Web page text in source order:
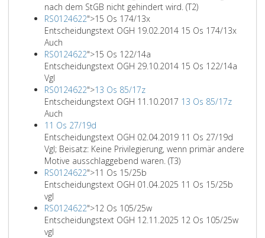
nach dem StGB nicht gehindert wird. (T2)
RS0124622">15 Os 174/13x
Entscheidungstext OGH 19.02.2014 15 Os 174/13x
Auch
RS0124622">15 Os 122/14a
Entscheidungstext OGH 29.10.2014 15 Os 122/14a
Vgl
RS0124622">13 Os 85/17z
Entscheidungstext OGH 11.10.2017 13 Os 85/17z
Auch
11 Os 27/19d
Entscheidungstext OGH 02.04.2019 11 Os 27/19d
Vgl; Beisatz: Keine Privilegierung, wenn primär andere
Motive ausschlaggebend waren. (T3)
RS0124622">11 Os 15/25b
Entscheidungstext OGH 01.04.2025 11 Os 15/25b
vgl
RS0124622">12 Os 105/25w
Entscheidungstext OGH 12.11.2025 12 Os 105/25w
vgl